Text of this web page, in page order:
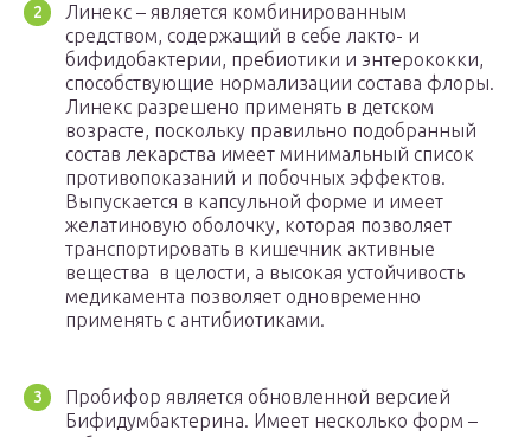
Линекс – является комбинированным
средством, содержащий в себе лакто- и
бифидобактерии, пребиотики и энтерококки,
способствующие нормализации состава флоры.
Линекс разрешено применять в детском
возрасте, поскольку правильно подобранный
состав лекарства имеет минимальный список
противопоказаний и побочных эффектов.
Выпускается в капсульной форме и имеет
желатиновую оболочку, которая позволяет
транспортировать в кишечник активные
вещества в целости, а высокая устойчивость
медикамента позволяет одновременно
применять с антибиотиками.
Пробифор является обновленной версией
Бифидумбактерина. Имеет несколько форм –